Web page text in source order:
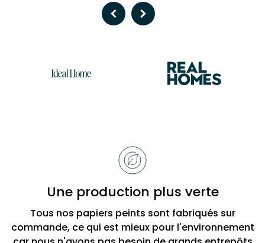
PreviousNext
BobbiUne production plus verte
Tous nos papiers peints sont fabriqués sur
commande, ce qui est mieux pour l'environnement